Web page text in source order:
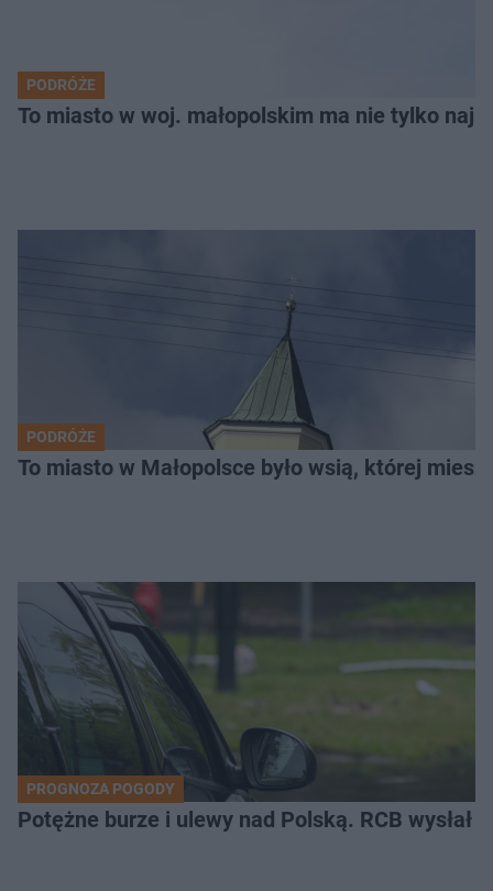
PODRÓŻE
To miasto w woj. małopolskim ma nie tylko
PODRÓŻE
To miasto w Małopolsce było wsią, której
PROGNOZA POGODY
Potężne burze i ulewy nad Polską. RCB